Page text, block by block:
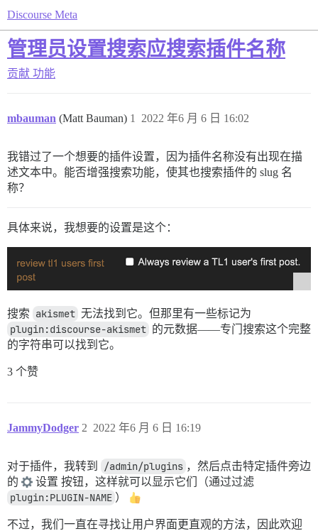
Discourse Meta
管理员设置搜索应搜索插件名称
贡献 功能
mbauman (Matt Bauman) 2022 年6 月 6 日 16:02
1
我错过了一个想要的插件设置，因为插件名称没有出现在描
述文本中。能否增强搜索功能，使其也搜索插件的 slug 名
称？
具体来说，我想要的设置是这个：
搜索 akismet 无法找到它。但那里有一些标记为
plugin:discourse-akismet 的元数据——专门搜索这个完整
的字符串可以找到它。
3 个赞
JammyDodger 2022 年6 月 6 日 16:19
2
对于插件，我转到 /admin/plugins ，然后点击特定插件旁边
的
设置 按钮，这样就可以显示它们（通过过滤
plugin:PLUGIN-NAME ）
不过，我们一直在寻找让用户界面更直观的方法，因此欢迎